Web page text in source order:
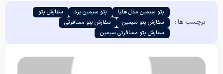
برچسب ها :
پتو سیمین مدل هلیا پتو سیمین یزد
سفارش پتو
سفارش پتو سیمین
سفارش پتو مسافرتی
سفارش پتو مسافرتی سیمین